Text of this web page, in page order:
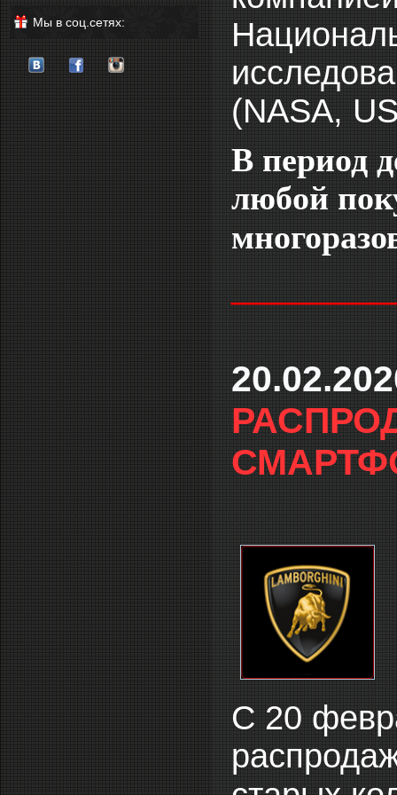
Мы в соц.сетях:
(NASA,
В период
любой
С 20